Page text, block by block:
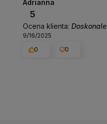
Adrianna
5
Ocena klienta: Doskonale
9/16/2025
0
0